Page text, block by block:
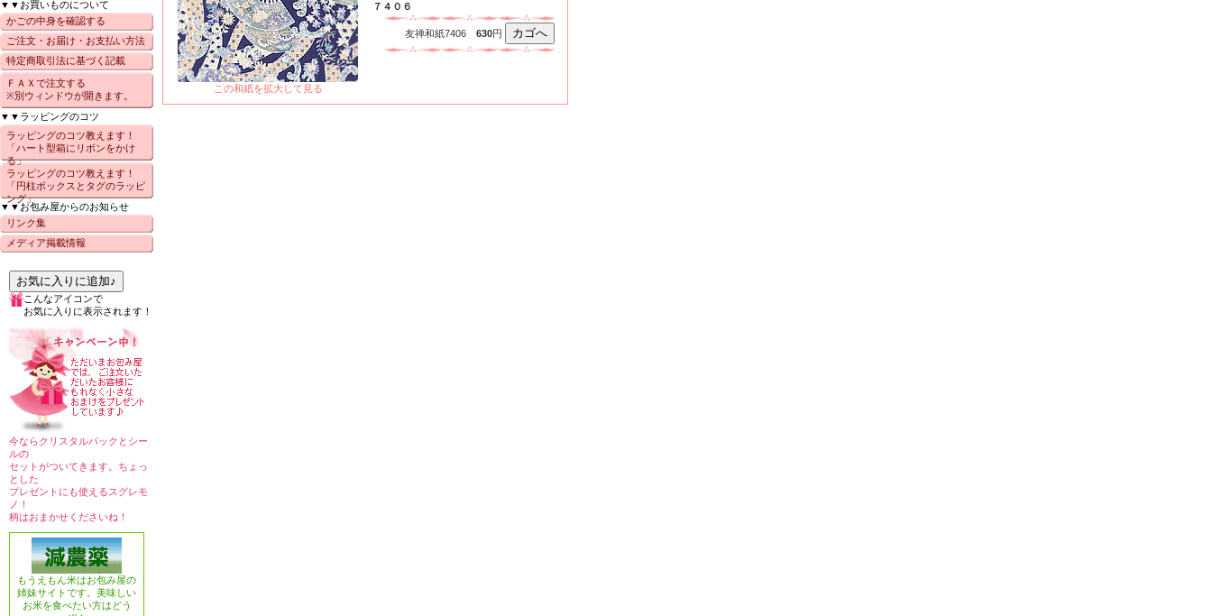
▼▼お買いものについて
かごの中身を確認する
ご注文・お届け・お支払い方法
特定商取引法に基づく記載
ＦＡＸで注文する
※別ウィンドウが開きます。
▼▼ラッピングのコツ
ラッピングのコツ教えます！
「ハート型箱にリボンをかけ
る」
ラッピングのコツ教えます！
「円柱ボックスとタグのラッピ
ング」
▼▼お包み屋からのお知らせ
リンク集
メディア掲載情報
お気に入りに追加♪
こんなアイコンで
お気に入りに表示されます！
今ならクリスタルパックとシー
ルの
セットがついてきます。ちょっ
とした
プレゼントにも使えるスグレモ
ノ！
柄はおまかせくださいね！
もうえもん米はお包み屋の
姉妹サイトです。美味しい
お米を食べたい方はどう
この和紙を拡大して見る
７４０６
友禅和紙7406 630円